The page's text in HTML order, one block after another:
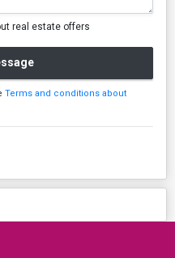
real estate offers
Terms and conditions about